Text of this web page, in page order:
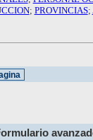
; PROVINCIAS;